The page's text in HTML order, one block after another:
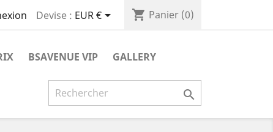
Devise : EUR € shopping_cart Panier (0)
BSAVENUE VIP GALLERY
